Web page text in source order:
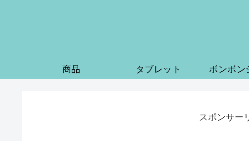
商品 タブレット ボンボン
スポンサー